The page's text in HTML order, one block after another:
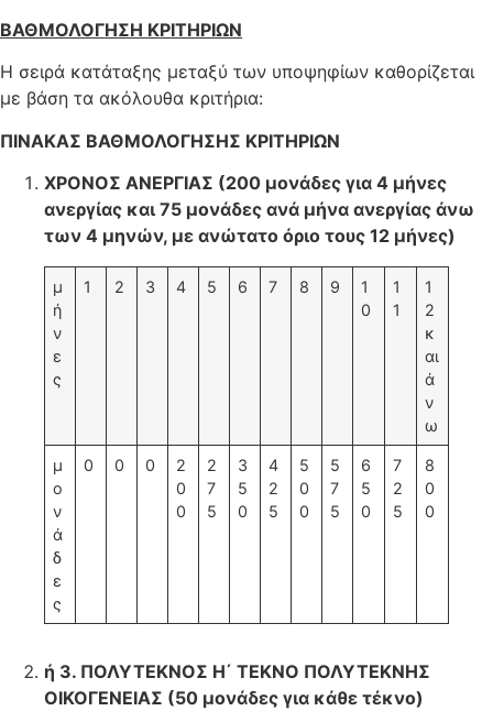
ΒΑΘΜΟΛΟΓΗΣΗ ΚΡΙΤΗΡΙΩΝ
Η σειρά κατάταξης μεταξύ των υποψηφίων καθορίζεται
με βάση τα ακόλουθα κριτήρια:
ΠΙΝΑΚΑΣ ΒΑΘΜΟΛΟΓΗΣΗΣ ΚΡΙΤΗΡΙΩΝ
ΧΡΟΝΟΣ ΑΝΕΡΓΙΑΣ (200 μονάδες για 4 μήνες
ανεργίας και 75 μονάδες ανά μήνα ανεργίας άνω
των 4 μηνών, με ανώτατο όριο τους 12 μήνες)
μ
ή
ν
ε
ς
1 2 3 4 5 6 7 8 9
1
0
1
1
1
2
κ
αι
ά
ν
ω
μ
ο
ν
ά
δ
ε
ς
0 0 0
2
0
0
2
7
5
3
5
0
4
2
5
5
0
0
5
7
5
6
5
0
7
2
5
8
0
0
ή 3. ΠΟΛΥΤΕΚΝΟΣ Η΄ ΤΕΚΝΟ ΠΟΛΥΤΕΚΝΗΣ
ΟΙΚΟΓΕΝΕΙΑΣ (50 μονάδες για κάθε τέκνο)